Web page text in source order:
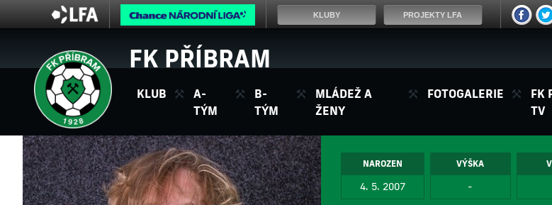
FK PŘÍBRAM
KLUB
A-
TÝM
B-
TÝM
MLÁDEŽ A
ŽENY
FOTOGALERIE
FK
TV
NAROZEN
4. 5. 2007
VÝŠKA
-
KLUBY PROJEKTY LFA